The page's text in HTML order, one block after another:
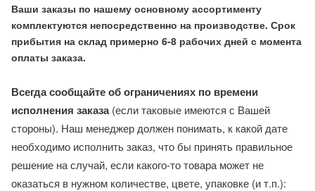
Ваши заказы по нашему основному ассортименту
комплектуются непосредственно на производстве. Срок
прибытия на склад примерно 6-8 рабочих дней с момента
оплаты заказа.
Всегда сообщайте об ограничениях по времени
исполнения заказа(если таковые имеются с Вашей
стороны). Наш менеджер должен понимать, к какой дате
необходимо исполнить заказ, что бы принять правильное
решение на случай, если какого-то товара может не
оказаться в нужном количестве, цвете, упаковке (и т.п.):